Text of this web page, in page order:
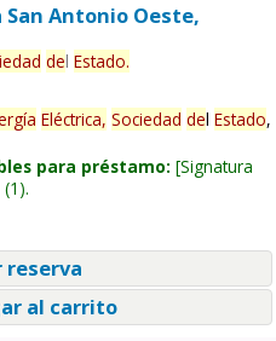
Antonio Oeste,
del Estado.
Eléctrica, Sociedad del Estado,
para préstamo: Signatura
(1).
al carrito